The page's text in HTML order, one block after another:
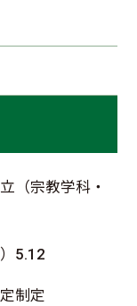
（宗教学科・
5.12
制定